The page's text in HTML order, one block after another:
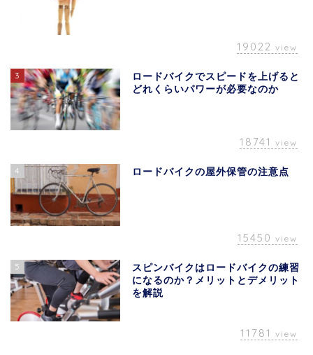
19022 view
3
ロードバイクでスピードを上げると
どれくらいパワーが必要なのか
18741 view
4 ロードバイクの屋外保管の注意点
15450 view
5
スピンバイクはロードバイクの練習
になるのか？メリットとデメリット
を解説
11781 view